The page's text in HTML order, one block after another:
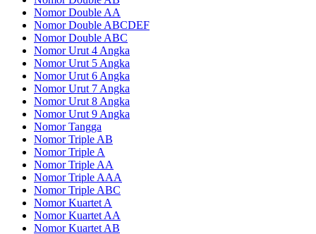
Nomor Double AA
Nomor Double ABCDEF
Nomor Double ABC
Nomor Urut 4 Angka
Nomor Urut 5 Angka
Nomor Urut 6 Angka
Nomor Urut 7 Angka
Nomor Urut 8 Angka
Nomor Urut 9 Angka
Nomor Tangga
Nomor Triple AB
Nomor Triple A
Nomor Triple AA
Nomor Triple AAA
Nomor Triple ABC
Nomor Kuartet A
Nomor Kuartet AA
Nomor Kuartet AB